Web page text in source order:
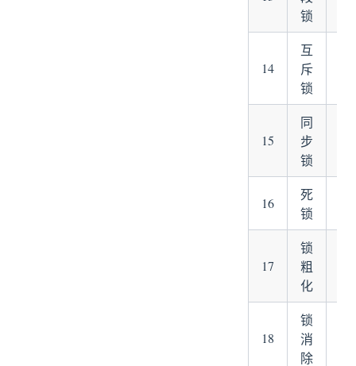
锁
14
互
斥
锁
15
同
步
锁
16
死
锁
17
锁
粗
化
18
锁
消
除